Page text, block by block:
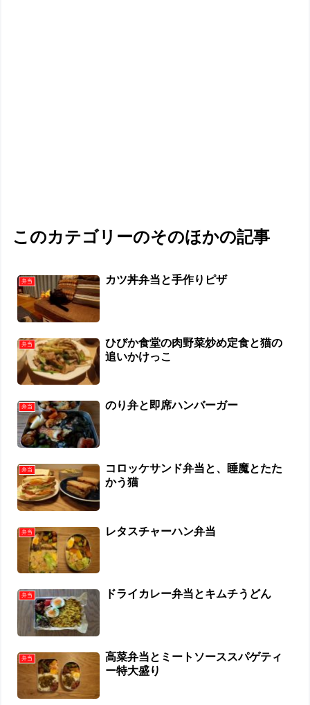
このカテゴリーのそのほかの記事
弁当 カツ丼弁当と手作りピザ
弁当
ひびか食堂の肉野菜炒め定食と猫の
追いかけっこ
弁当 のり弁と即席ハンバーガー
弁当
コロッケサンド弁当と、睡魔とたた
かう猫
弁当 レタスチャーハン弁当
弁当 ドライカレー弁当とキムチうどん
弁当
高菜弁当とミートソーススパゲティ
ー特大盛り